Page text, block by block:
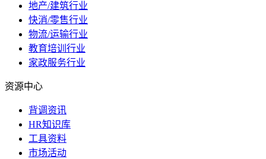
地产/建筑行业
快消/零售行业
物流/运输行业
教育培训行业
家政服务行业
资源中心
背调资讯
HR知识库
工具资料
市场活动